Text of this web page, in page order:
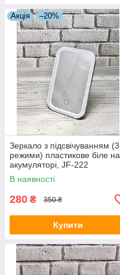
Акція –20%
Зеркало з підсвічуванням (3
режими) пластикове біле на
акумуляторі, JF-222
В наявності
280 ₴ 350 ₴
Купити